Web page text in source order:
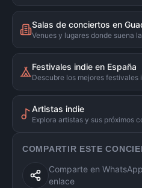
Salas de conciertos en
Venues y lugares donde suena
Festivales indie en España
Descubre los mejores festivales
Artistas indie
Explora artistas y sus próximos
COMPARTIR ESTE
Comparte en
enlace